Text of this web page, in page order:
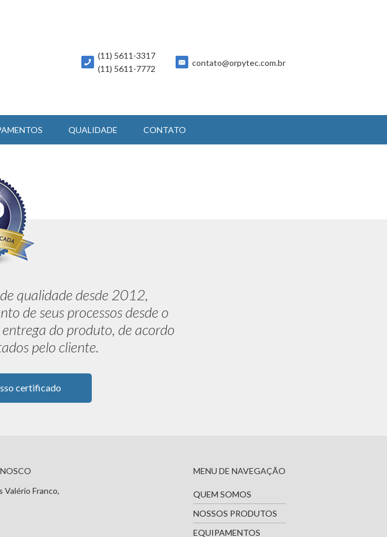
(11) 5611-3317
(11) 5611-7772
contato@orpytec.com.br
QUALIDADE CONTATO
qualidade desde 2012,
de seus processos desde o
do produto, de acordo
pelo cliente.
certificado
Valério Franco,
MENU DE NAVEGAÇÃO
QUEM SOMOS
NOSSOS PRODUTOS
EQUIPAMENTOS